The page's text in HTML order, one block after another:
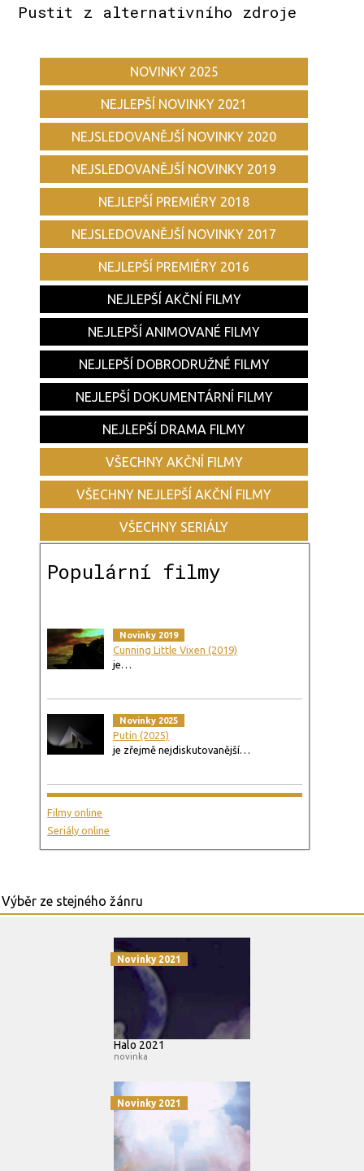
Pustit z alternativního zdroje
NOVINKY 2025
NEJLEPŠÍ NOVINKY 2021
NEJSLEDOVANĚJŠÍ NOVINKY 2020
NEJSLEDOVANĚJŠÍ NOVINKY 2019
NEJLEPŠÍ PREMIÉRY 2018
NEJSLEDOVANĚJŠÍ NOVINKY 2017
NEJLEPŠÍ PREMIÉRY 2016
NEJLEPŠÍ AKČNÍ FILMY
NEJLEPŠÍ ANIMOVANÉ FILMY
NEJLEPŠÍ DOBRODRUŽNÉ FILMY
NEJLEPŠÍ DOKUMENTÁRNÍ FILMY
NEJLEPŠÍ DRAMA FILMY
VŠECHNY AKČNÍ FILMY
VŠECHNY NEJLEPŠÍ AKČNÍ FILMY
VŠECHNY SERIÁLY
Populární filmy
Novinky 2019
Cunning Little Vixen (2019)
je…
Novinky 2025
Putin (2025)
je zřejmě nejdiskutovanější…
Filmy online
Seriály online
Novinky 2021
Halo 2021
novinka
Novinky 2021